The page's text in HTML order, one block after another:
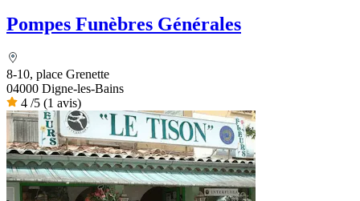
Pompes Funèbres Générales
8-10, place Grenette
04000 Digne-les-Bains
4 /5 (1 avis)